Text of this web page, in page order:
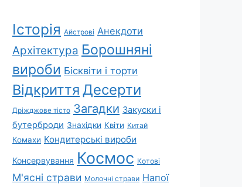
Історія Айстрові Анекдоти
Архітектура Борошняні
вироби Бісквіти і торти
Відкриття Десерти
Дріжджове тісто Загадки Закуски і
бутерброди Знахідки Квіти Китай
Комахи Кондитерські вироби
Консервування Космос Котові
М'ясні страви Молочні страви Напої